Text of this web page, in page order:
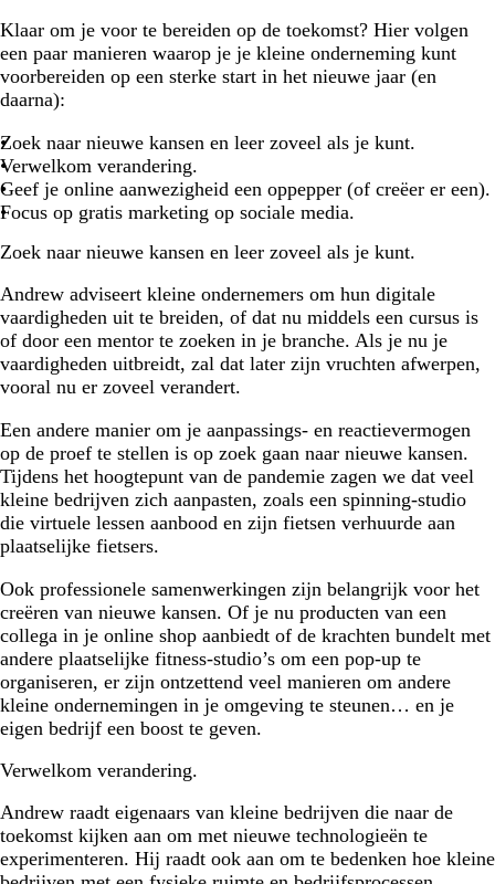
Klaar om je voor te bereiden op de toekomst? Hier volgen
een paar manieren waarop je je kleine onderneming kunt
voorbereiden op een sterke start in het nieuwe jaar (en
daarna):
Zoek naar nieuwe kansen en leer zoveel als je kunt.
Verwelkom verandering.
Geef je online aanwezigheid een oppepper (of creëer er een).
Focus op gratis marketing op sociale media.
Zoek naar nieuwe kansen en leer zoveel als je kunt.
Andrew adviseert kleine ondernemers om hun digitale
vaardigheden uit te breiden, of dat nu middels een cursus is
of door een mentor te zoeken in je branche. Als je nu je
vaardigheden uitbreidt, zal dat later zijn vruchten afwerpen,
vooral nu er zoveel verandert.
Een andere manier om je aanpassings- en reactievermogen
op de proef te stellen is op zoek gaan naar nieuwe kansen.
Tijdens het hoogtepunt van de pandemie zagen we dat veel
kleine bedrijven zich aanpasten, zoals een spinning-studio
die virtuele lessen aanbood en zijn fietsen verhuurde aan
plaatselijke fietsers.
Ook professionele samenwerkingen zijn belangrijk voor het
creëren van nieuwe kansen. Of je nu producten van een
collega in je online shop aanbiedt of de krachten bundelt met
andere plaatselijke fitness-studio’s om een pop-up te
organiseren, er zijn ontzettend veel manieren om andere
kleine ondernemingen in je omgeving te steunen… en je
eigen bedrijf een boost te geven.
Verwelkom verandering.
Andrew raadt eigenaars van kleine bedrijven die naar de
toekomst kijken aan om met nieuwe technologieën te
experimenteren. Hij raadt ook aan om te bedenken hoe kleine